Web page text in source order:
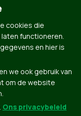
cookies die
functioneren.
en hier is
we ook gebruik van
om de website
Ons privacybeleid